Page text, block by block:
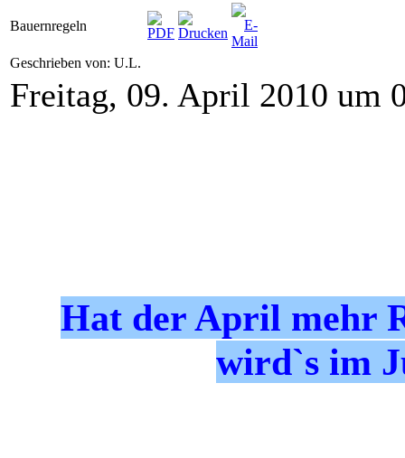
Bauernregeln
Geschrieben von: U.L.
Freitag, 09. April 2010 um
Hat der April mehr
wird`s im